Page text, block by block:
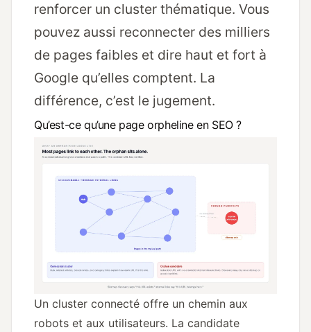
renforcer un cluster thématique. Vous
pouvez aussi reconnecter des milliers
de pages faibles et dire haut et fort à
Google qu’elles comptent. La
différence, c’est le jugement.
Qu’est-ce qu’une page orpheline en SEO ?
Un cluster connecté offre un chemin aux
robots et aux utilisateurs. La candidate